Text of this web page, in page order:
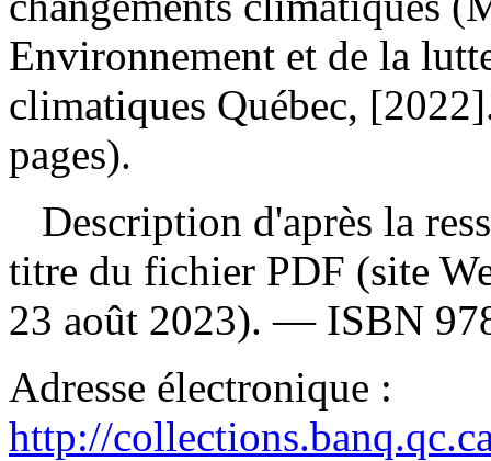
Environnement et de la
climatiques Québec,
pages).
Description d'après la
titre du fichier PDF (site
23 août 2023). — ISBN
Adresse électronique :
http://